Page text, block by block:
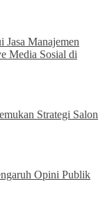
Manajemen
Media Sosial di
Strategi Salon
Opini Publik